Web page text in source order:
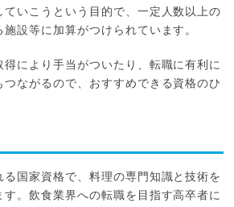
ていこうという目的で、一定人数以上の
設等に加算がつけられています。
により手当がついたり、転職に有利に
つながるので、おすすめできる資格のひ
国家資格で、料理の専門知識と技術を
。飲食業界への転職を目指す高卒者に